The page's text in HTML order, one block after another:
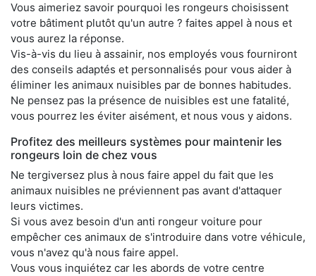
Vous aimeriez savoir pourquoi les rongeurs choisissent
votre bâtiment plutôt qu'un autre ? faites appel à nous et
vous aurez la réponse.
Vis-à-vis du lieu à assainir, nos employés vous fourniront
des conseils adaptés et personnalisés pour vous aider à
éliminer les animaux nuisibles par de bonnes habitudes.
Ne pensez pas la présence de nuisibles est une fatalité,
vous pourrez les éviter aisément, et nous vous y aidons.
Profitez des meilleurs systèmes pour maintenir les
rongeurs loin de chez vous
Ne tergiversez plus à nous faire appel du fait que les
animaux nuisibles ne préviennent pas avant d'attaquer
leurs victimes.
Si vous avez besoin d'un anti rongeur voiture pour
empêcher ces animaux de s'introduire dans votre véhicule,
vous n'avez qu'à nous faire appel.
Vous vous inquiétez car les abords de votre centre